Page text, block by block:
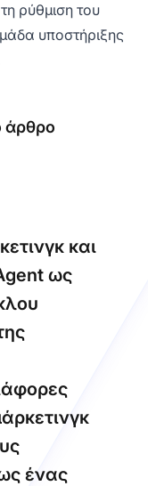
ρύθμιση του
υποστήριξης
άρθρο
και
ως
ένας